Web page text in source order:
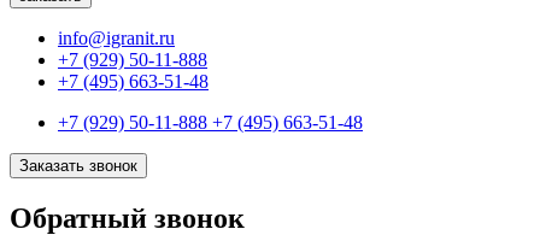
info@igranit.ru
+7 (929) 50-11-888
+7 (495) 663-51-48
+7 (929) 50-11-888 +7 (495) 663-51-48
Заказать звонок
Обратный звонок